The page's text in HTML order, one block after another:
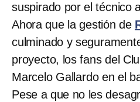
suspirado por el técnico
Ahora que la gestión de
culminado y
proyecto, los fans del
Marcelo Gallardo en el
Pese a que no les